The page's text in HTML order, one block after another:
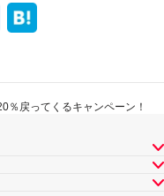
％戻ってくるキャンペーン！